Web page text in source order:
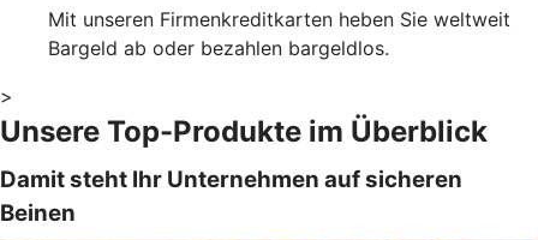
Mit unseren Firmenkreditkarten heben Sie weltweit
Bargeld ab oder bezahlen bargeldlos.
>
Unsere Top-Produkte im Überblick
Damit steht Ihr Unternehmen auf sicheren
Beinen